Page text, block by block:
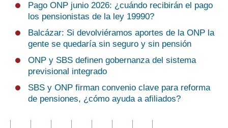
Pago ONP junio 2026: ¿cuándo recibirán el pago
los pensionistas de la ley 19990?
Balcázar: Si devolviéramos aportes de la ONP la
gente se quedaría sin seguro y sin pensión
ONP y SBS definen gobernanza del sistema
previsional integrado
SBS y ONP firman convenio clave para reforma
de pensiones, ¿cómo ayuda a afiliados?